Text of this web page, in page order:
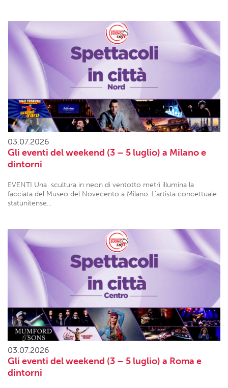
03.07.2026
Gli eventi del weekend (3 – 5 luglio) a Milano e
dintorni
EVENTI Una scultura in neon di ventotto metri illumina la
facciata del Museo del Novecento a Milano. L’artista concettuale
statunitense...
03.07.2026
Gli eventi del weekend (3 – 5 luglio) a Roma e
dintorni